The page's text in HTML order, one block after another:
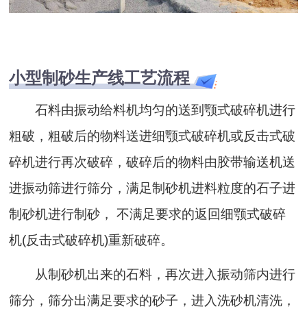
小型制砂生产线工艺流程
石料由振动给料机均匀的送到颚式破碎机进行
粗破，粗破后的物料送进细颚式破碎机或反击式破
碎机进行再次破碎，破碎后的物料由胶带输送机送
进振动筛进行筛分，满足制砂机进料粒度的石子进
制砂机进行制砂， 不满足要求的返回细颚式破碎
机(反击式破碎机)重新破碎。
从制砂机出来的石料，再次进入振动筛内进行
筛分，筛分出满足要求的砂子，进入洗砂机清洗，